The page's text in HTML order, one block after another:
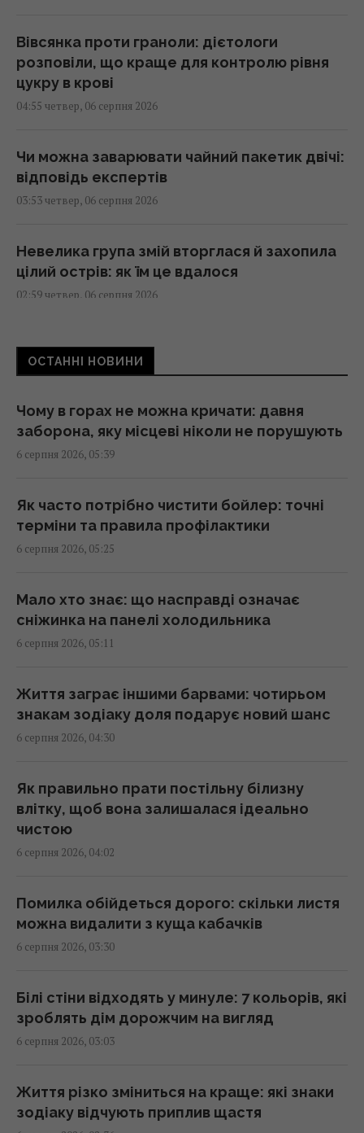
Вівсянка проти граноли: дієтологи
розповіли, що краще для контролю рівня
цукру в крові
04:55 четвер, 06 серпня 2026
Чи можна заварювати чайний пакетик двічі:
відповідь експертів
03:53 четвер, 06 серпня 2026
Невелика група змій вторглася й захопила
цілий острів: як їм це вдалося
02:59 четвер, 06 серпня 2026
Сонячну електростанцію зупинили в
розпал літа: причина виявилася
02:50 четвер, 06 серпня 2026
Путін перегруповує бойові дії в Україні: у
02:28 четвер, 06 серпня 2026
Подружжя придбало недорогий будинок в
підступ
01:58 четвер, 06 серпня 2026
системи ППО "Фрея" на першому етапі
01:57 четвер, 06 серпня 2026
Україною значно покращилися, - Politico
01:22 четвер, 06 серпня 2026
4 дати народження людей, які найлегше
01:01 четвер, 06 серпня 2026
Швеція передасть Україні судно з
00:38 четвер, 06 серпня 2026
Шестимісячним немовлятам показали
вчених
23:59 середа, 05 серпня 2026
ОСТАННІ НОВИНИ
Чому в горах не можна кричати: давня
заборона, яку місцеві ніколи не порушують
6 серпня 2026, 05:39
Як часто потрібно чистити бойлер: точні
терміни та правила профілактики
6 серпня 2026, 05:25
Мало хто знає: що насправді означає
сніжинка на панелі холодильника
6 серпня 2026, 05:11
Життя заграє іншими барвами: чотирьом
знакам зодіаку доля подарує новий шанс
6 серпня 2026, 04:30
Як правильно прати постільну білизну
влітку, щоб вона залишалася ідеально
чистою
6 серпня 2026, 04:02
Помилка обійдеться дорого: скільки листя
можна видалити з куща кабачків
6 серпня 2026, 03:30
Білі стіни відходять у минуле: 7 кольорів, які
зроблять дім дорожчим на вигляд
6 серпня 2026, 03:03
Життя різко зміниться на краще: які знаки
зодіаку відчують приплив щастя